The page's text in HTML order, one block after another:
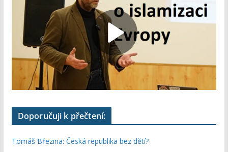
Doporučuji k přečtení:
Tomáš Březina: Česká republika bez dětí?